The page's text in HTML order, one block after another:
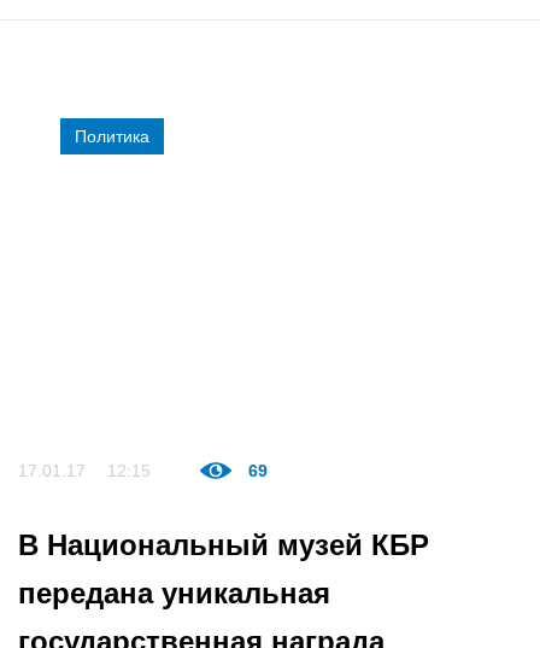
Политика
17.01.17 12:15 69
В Национальный музей КБР
передана уникальная
государственная награда